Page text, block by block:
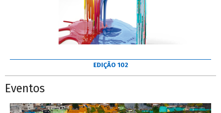
EDIÇÃO 102
Eventos